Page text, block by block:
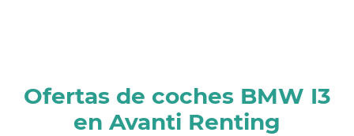
Ofertas de coches BMW I3
en Avanti Renting